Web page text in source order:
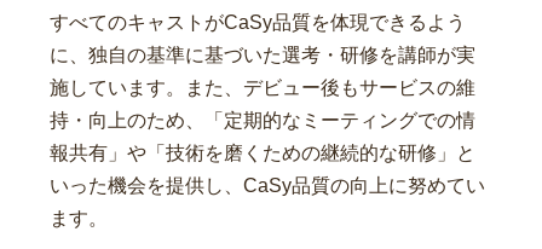
すべてのキャストがCaSy品質を体現できるよう
に、独自の基準に基づいた選考・研修を講師が実
施しています。また、デビュー後もサービスの維
持・向上のため、「定期的なミーティングでの情
報共有」や「技術を磨くための継続的な研修」と
いった機会を提供し、CaSy品質の向上に努めてい
ます。